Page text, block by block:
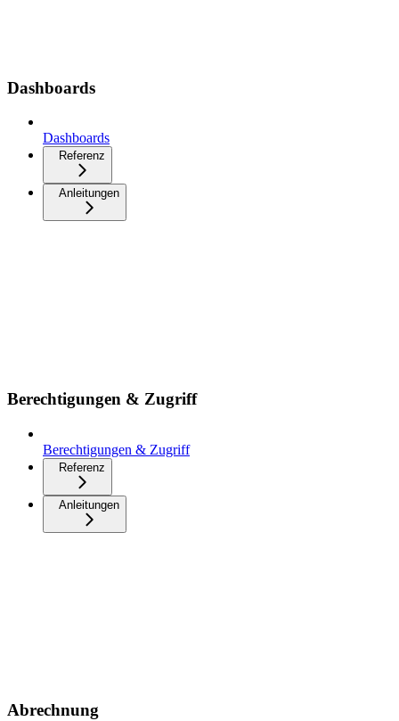
Dashboards
Dashboards
Referenz
Anleitungen
Berechtigungen & Zugriff
Berechtigungen & Zugriff
Referenz
Anleitungen
Abrechnung